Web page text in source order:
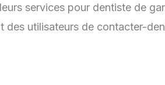
services pour dentiste de
des utilisateurs de contacter-